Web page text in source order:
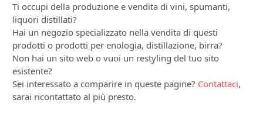
Ti occupi della produzione e vendita di vini, spumanti,
liquori distillati?
Hai un negozio specializzato nella vendita di questi
prodotti o prodotti per enologia, distillazione, birra?
Non hai un sito web o vuoi un restyling del tuo sito
esistente?
Sei interessato a comparire in queste pagine? Contattaci,
sarai ricontattato al più presto.